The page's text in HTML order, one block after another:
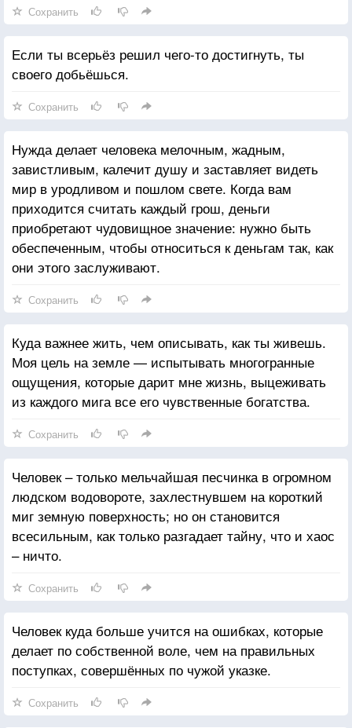
Сохранить
Если ты всерьёз решил чего-то достигнуть, ты
своего добьёшься.
Сохранить
Нужда делает человека мелочным, жадным,
завистливым, калечит душу и заставляет видеть
мир в уродливом и пошлом свете. Когда вам
приходится считать каждый грош, деньги
приобретают чудовищное значение: нужно быть
обеспеченным, чтобы относиться к деньгам так, как
они этого заслуживают.
Сохранить
Куда важнее жить, чем описывать, как ты живешь.
Моя цель на земле — испытывать многогранные
ощущения, которые дарит мне жизнь, выцеживать
из каждого мига все его чувственные богатства.
Сохранить
Человек – только мельчайшая песчинка в огромном
людском водовороте, захлестнувшем на короткий
миг земную поверхность; но он становится
всесильным, как только разгадает тайну, что и хаос
– ничто.
Сохранить
Человек куда больше учится на ошибках, которые
делает по собственной воле, чем на правильных
поступках, совершённых по чужой указке.
Сохранить